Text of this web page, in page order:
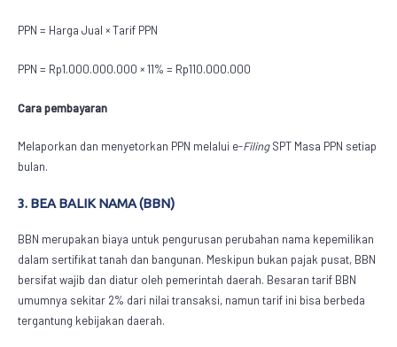
PPN = Harga Jual × Tarif PPN
PPN = Rp1.000.000.000 × 11% = Rp110.000.000
Cara pembayaran
Melaporkan dan menyetorkan PPN melalui e-FilingSPT Masa PPN setiap
bulan.
3. BEA BALIK NAMA (BBN)
BBN merupakan biaya untuk pengurusan perubahan nama kepemilikan
dalam sertifikat tanah dan bangunan. Meskipun bukan pajak pusat, BBN
bersifat wajib dan diatur oleh pemerintah daerah. Besaran tarif BBN
umumnya sekitar 2% dari nilai transaksi, namun tarif ini bisa berbeda
tergantung kebijakan daerah.